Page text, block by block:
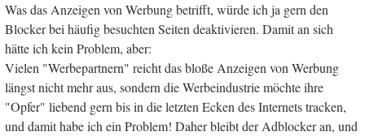
Was das Anzeigen von Werbung betrifft, würde ich ja gern den
Blocker bei häufig besuchten Seiten deaktivieren. Damit an sich
hätte ich kein Problem, aber:
Vielen "Werbepartnern" reicht das bloße Anzeigen von Werbung
längst nicht mehr aus, sondern die Werbeindustrie möchte ihre
"Opfer" liebend gern bis in die letzten Ecken des Internets tracken,
und damit habe ich ein Problem! Daher bleibt der Adblocker an, und